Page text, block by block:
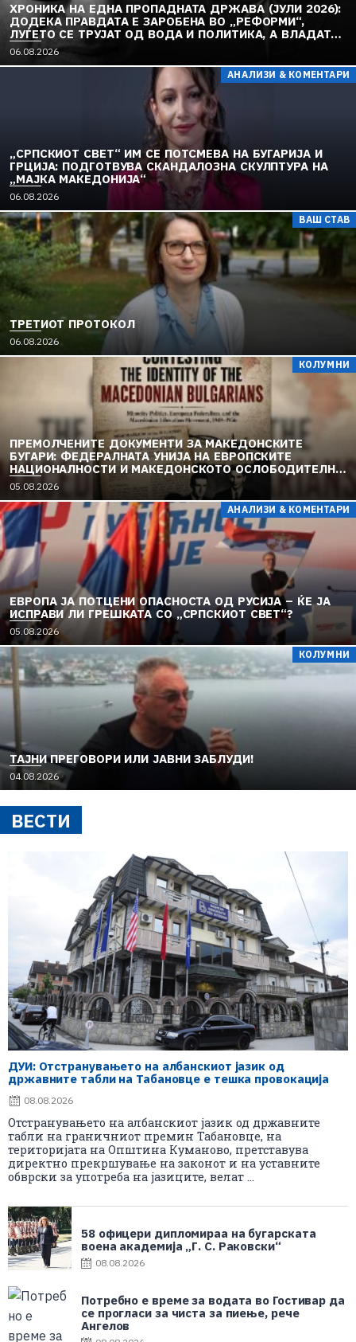
ХРОНИКА НА ЕДНА ПРОПАДНАТА ДРЖАВА (ЈУЛИ 2026):
ДОДЕКА ПРАВДАТА Е ЗАРОБЕНА ВО „РЕФОРМИ“,
ЛУЃЕТО СЕ ТРУЈАТ ОД ВОДА И ПОЛИТИКА, А ВЛАДАТА
И ОПОЗИЦИЈАТА СЕ „РЕКОНСТРУИРААТ“ – ЗЕМЈАТА
ТОНЕ ВО „ДОСТОИНСТВО“ И МОЛЧИ ПРЕД УКРАИНА
06.08.2026
АНАЛИЗИ & КОМЕНТАРИ
„СРПСКИОТ СВЕТ“ ИМ СЕ ПОТСМЕВА НА БУГАРИЈА И
ГРЦИЈА: ПОДГОТВУВА СКАНДАЛОЗНА СКУЛПТУРА НА
„МАЈКА МАКЕДОНИЈА“
06.08.2026
ВАШ СТАВ
ТРЕТИОТ ПРОТОКОЛ
06.08.2026
КОЛУМНИ
ПРЕМОЛЧЕНИТЕ ДОКУМЕНТИ ЗА МАКЕДОНСКИТЕ
БУГАРИ: ФЕДЕРАЛНАТА УНИЈА НА ЕВРОПСКИТЕ
НАЦИОНАЛНОСТИ И МАКЕДОНСКОТО ОСЛОБОДИТЕЛНО
ДВИЖЕЊЕ (1949–1956) (2)
05.08.2026
АНАЛИЗИ & КОМЕНТАРИ
ЕВРОПА ЈА ПОТЦЕНИ ОПАСНОСТА ОД РУСИЈА – ЌЕ ЈА
ИСПРАВИ ЛИ ГРЕШКАТА СО „СРПСКИОТ СВЕТ“?
05.08.2026
КОЛУМНИ
TAЈНИ ПРЕГОВОРИ ИЛИ ЈАВНИ ЗАБЛУДИ!
04.08.2026
ВЕСТИ
ДУИ: Отстранувањето на албанскиот јазик од
државните табли на Табановце е тешка провокација
08.08.2026
Отстранувањето на албанскиот јазик од државните
табли на граничниот премин Табановце, на
територијата на Општина Куманово, претставува
директно прекршување на законот и на уставните
обврски за употреба на јазиците, велат ...
58 офицери дипломираа на бугарската
воена академија „Г. С. Раковски“
08.08.2026
Потребно е време за водата во Гостивар да
се прогласи за чиста за пиење, рече
Ангелов